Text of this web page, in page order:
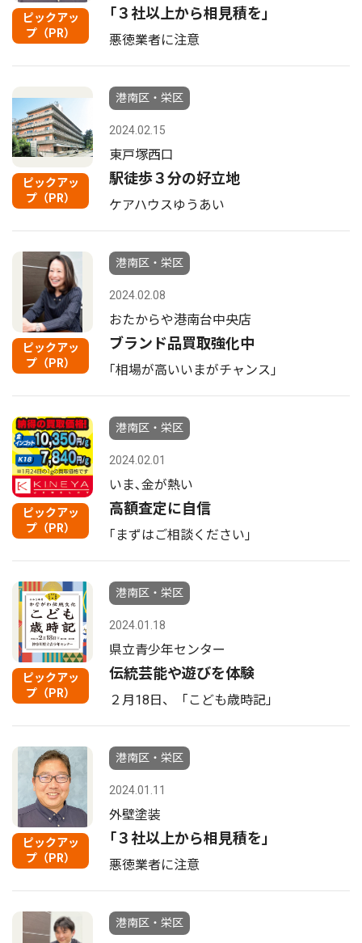
ピックアッ
プ（PR）
｢３社以上から相見積を｣
悪徳業者に注意
ピックアッ
プ（PR）
港南区・栄区
2024.02.15
東戸塚西口
駅徒歩３分の好立地
ケアハウスゆうあい
ピックアッ
プ（PR）
港南区・栄区
2024.02.08
おたからや港南台中央店
ブランド品買取強化中
｢相場が高いいまがチャンス｣
ピックアッ
プ（PR）
港南区・栄区
2024.02.01
いま､金が熱い
高額査定に自信
｢まずはご相談ください｣
ピックアッ
プ（PR）
港南区・栄区
2024.01.18
県立青少年センター
伝統芸能や遊びを体験
２月18日、「こども歳時記」
ピックアッ
プ（PR）
港南区・栄区
2024.01.11
外壁塗装
｢３社以上から相見積を｣
悪徳業者に注意
港南区・栄区